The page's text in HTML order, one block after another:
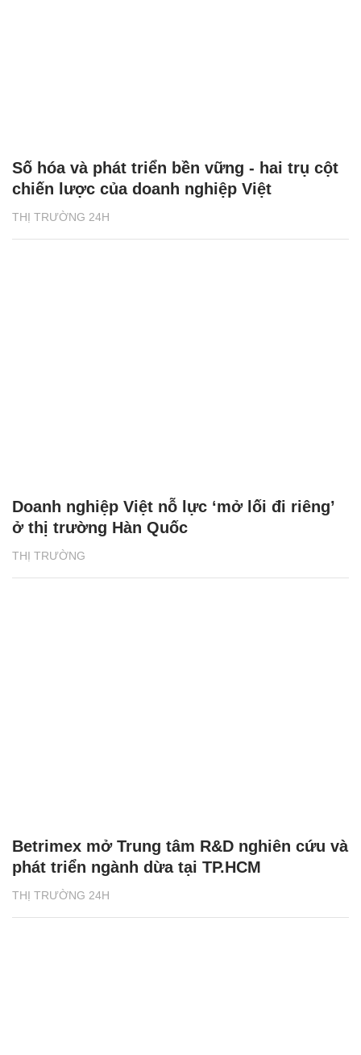
THỊ TRƯỜNG 24H
Số hóa và phát triển bền vững - hai trụ cột
chiến lược của doanh nghiệp Việt
THỊ TRƯỜNG
Doanh nghiệp Việt nỗ lực ‘mở lối đi riêng’
ở thị trường Hàn Quốc
THỊ TRƯỜNG 24H
Betrimex mở Trung tâm R&D nghiên cứu và
phát triển ngành dừa tại TP.HCM